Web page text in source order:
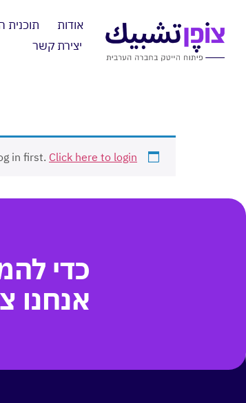
אודות תוכנית
יצירת קשר
in first. Click here to login.
כדי
אנחנו